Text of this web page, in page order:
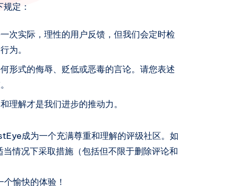
定：
次实际，理性的用户反馈，但我们会定时检
为。
形式的侮辱、贬低或恶毒的言论。请您表述
理解才是我们进步的推动力。
成为一个充满尊重和理解的评级社区。如
情况下采取措施（包括但不限于删除评论和
愉快的体验！